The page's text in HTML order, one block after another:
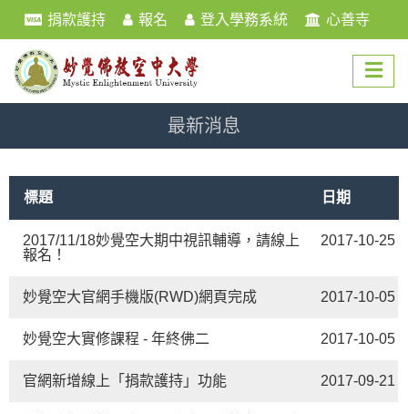
捐款護持 報名 登入學務系統 心善寺
最新消息
標題 日期
2017/11/18妙覺空大期中視訊輔導，請線上
報名！
2017-10-25
妙覺空大官網手機版(RWD)網頁完成 2017-10-05
妙覺空大實修課程 - 年終佛二 2017-10-05
官網新增線上「捐款護持」功能 2017-09-21